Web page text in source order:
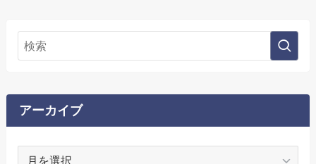
アーカイブ